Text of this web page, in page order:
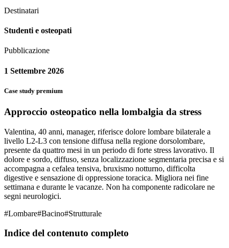
Destinatari
Studenti e osteopati
Pubblicazione
1 Settembre 2026
Case study premium
Approccio osteopatico nella lombalgia da stress
Valentina, 40 anni, manager, riferisce dolore lombare bilaterale a
livello L2-L3 con tensione diffusa nella regione dorsolombare,
presente da quattro mesi in un periodo di forte stress lavorativo. Il
dolore e sordo, diffuso, senza localizzazione segmentaria precisa e si
accompagna a cefalea tensiva, bruxismo notturno, difficolta
digestive e sensazione di oppressione toracica. Migliora nei fine
settimana e durante le vacanze. Non ha componente radicolare ne
segni neurologici.
#Lombare#Bacino#Strutturale
Indice del contenuto completo